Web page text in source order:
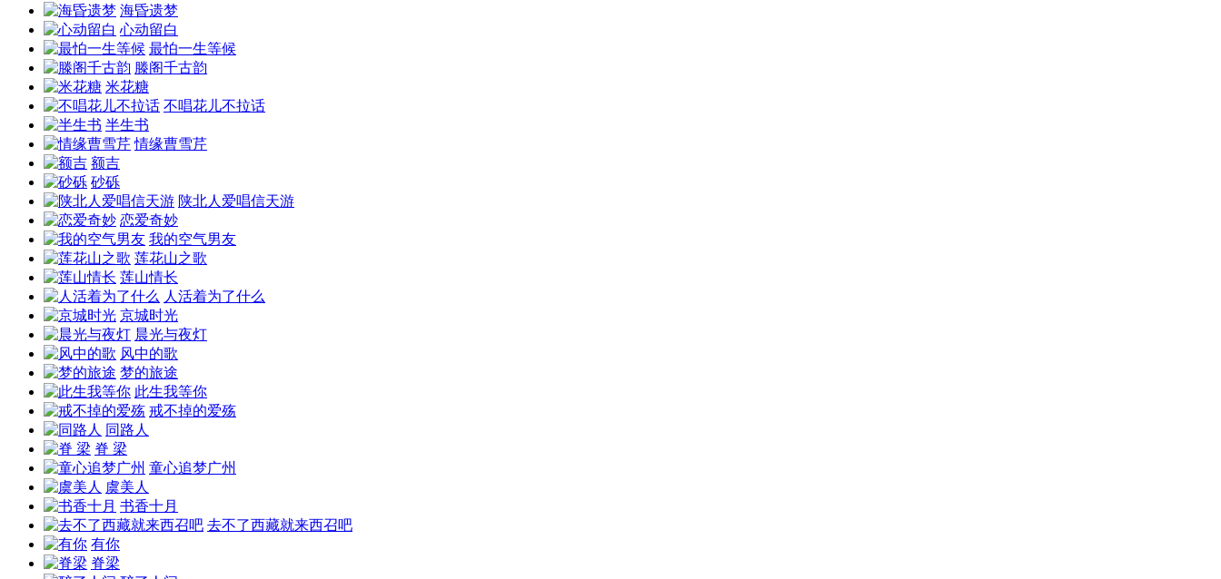
海昏遗梦
心动留白
最怕一生等候
滕阁千古韵
米花糖
不唱花儿不拉话
半生书
情缘曹雪芹
额吉
砂砾
陕北人爱唱信天游
恋爱奇妙
我的空气男友
莲花山之歌
莲山情长
人活着为了什么
京城时光
晨光与夜灯
风中的歌
梦的旅途
此生我等你
戒不掉的爱殇
同路人
脊 梁
童心追梦广州
虞美人
书香十月
去不了西藏就来西召吧
有你
脊梁